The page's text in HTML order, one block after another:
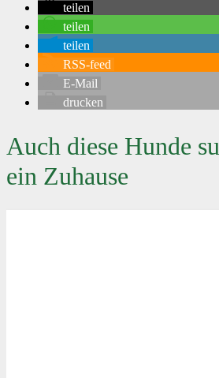
teilen
teilen
teilen
RSS-feed
E-Mail
drucken
Auch diese Hunde
ein Zuhause